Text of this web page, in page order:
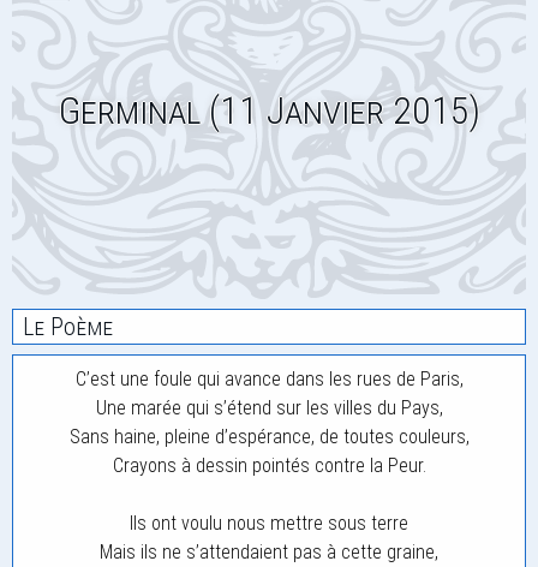
Germinal (11 Janvier 2015)
Le Poème
C’est une foule qui avance dans les rues de Paris,
Une marée qui s’étend sur les villes du Pays,
Sans haine, pleine d’espérance, de toutes couleurs,
Crayons à dessin pointés contre la Peur.
Ils ont voulu nous mettre sous terre
Mais ils ne s’attendaient pas à cette graine,